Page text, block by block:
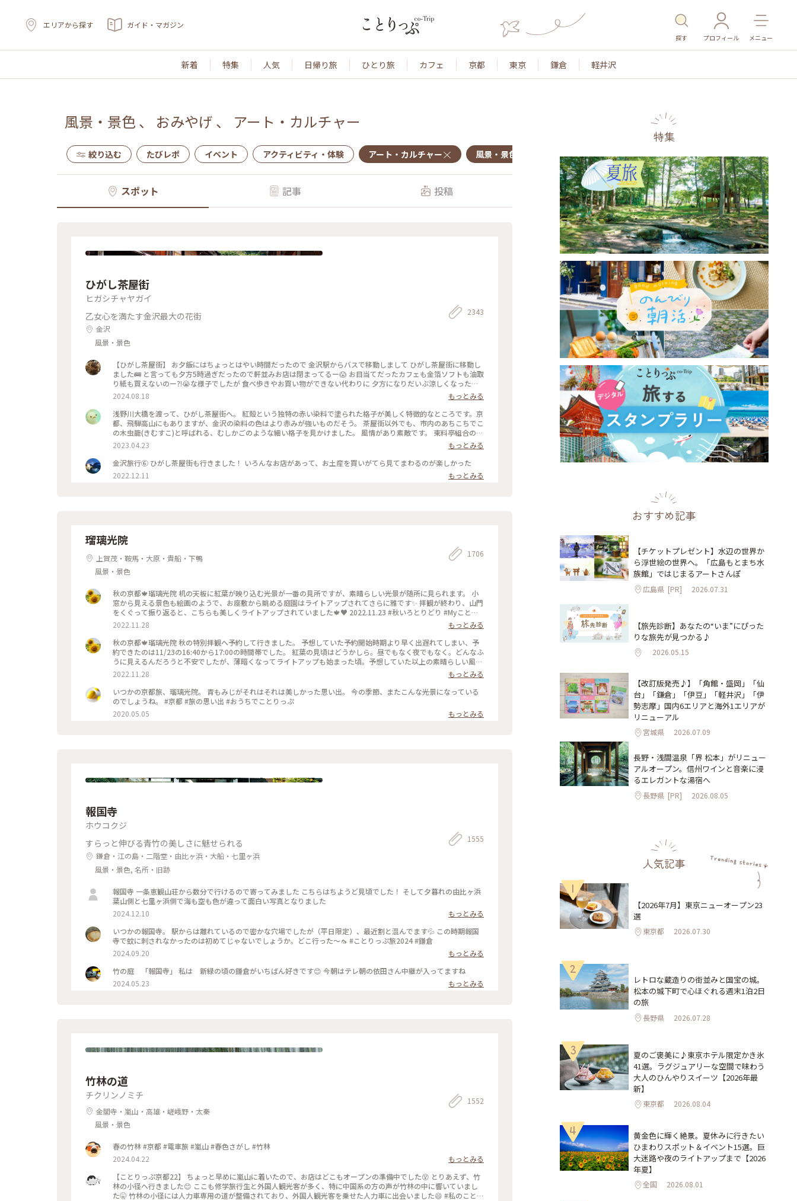
エリアから探す ガイド・マガジン
探す プロフィール メニュー
新着 特集 人気 日帰り旅 ひとり旅 カフェ 京都 東京 鎌倉 軽井沢
風景・景色 、 おみやげ 、 アート・カルチャー
絞り込む たびレポ イベント アクティビティ・体験 アート・カルチャー 風景・景色 名所・旧跡 温泉・スパ その他施設 ごはん
スポット 記事 投稿
ひがし茶屋街
ヒガシチャヤガイ
乙女心を満たす金沢最大の花街
金沢
風景・景色
2343
【ひがし茶屋街】 お夕飯にはちょっとはやい時間だったので 金沢駅からバスで移動しまして ひがし茶屋街に移動し
ました🚌 と言っても夕方5時過ぎだったので軒並みお店は閉まってるー😱 お目当てだったカフェも金箔ソフトも油取
り紙も買えないのー⁈😭な様子でしたが 食べ歩きやお買い物ができない代わりに 夕方になりだいぶ涼しくなった古
い街並みを 観光客少なめで堪能できたのでそれはそれでヨシです👍 賑やかなひがし茶屋街はまた今度のお楽しみに
取っておくとして 昔の風情を堪能しつつ夕涼みのお散歩になりました🚶🚶‍♀️ （2024.8.11） #古い街並み #ひがし茶屋
街 #ひゃくまんさん #夕涼み #お散歩 #北陸応援旅 #ドライブ旅 #金沢 #ことりっぷ金沢 #クラシカルな街 #ことりっ
ぷ旅2024
2024.08.18
もっとみる
浅野川大橋を渡って、ひがし茶屋街へ。 紅殻という独特の赤い染料で塗られた格子が美しく特徴的なところです。京
都、飛騨高山にもありますが、金沢の染料の色はより赤みが強いものだそう。 茶屋街以外でも、市内のあちこちでこ
の木虫籠(きむすこ)と呼ばれる、むしかごのような細い格子を見かけました。 風情があり素敵です。 東料亭組合の前
を通ると、芸妓さんの三味線のお稽古の音が聞こえてきました。 石畳の上をのんびり歩いて、古都の散策を楽しみま
2023.04.23
もっとみる
金沢旅行⑥ ひがし茶屋街も行きました！ いろんなお店があって、お土産を買いがてら見てまわるのが楽しかった
2022.12.11
もっとみる
瑠璃光院
上賀茂・鞍馬・大原・貴船・下鴨
風景・景色
1706
秋の京都🍁瑠璃光院 机の天板に紅葉が映り込む光景が一番の見所ですが、素晴らしい光景が随所に見られます。 小
窓から見える景色も絵画のようで、お座敷から眺める庭園はライトアップされてさらに雅です✨ 拝観が終わり、山門
をくぐって振り返ると、こちらも美しくライトアップされていました🍁♥️ 2022.11.23 #秋いろとりどり #Myことり
っぷ #瑠璃光院 #紅葉狩り #紅葉 #京都
2022.11.28
もっとみる
秋の京都🍁瑠璃光院 秋の特別拝観へ予約して行きました。 予想していた予約開始時期より早く出遅れてしまい、予
約できたのは11/23の16:40から17:00の時間帯でした。 紅葉の見頃はどうかしら。昼でもなく夜でもなく。どんなふ
うに見えるんだろうと不安でしたが、薄暗くなってライトアップも始まった頃。予想していた以上の素晴らしい風景
がひろがっていました✨ 新緑の頃とはまた違って雅な世界✨ 皆さんお行儀よく、机で満足のいく写真を撮ったら後ろ
に並んでいる人に代わります。 敷居を額縁に見立てて遠目から写真を撮ろうとしたら避けてくださったり。 最初、
夫は「春にも行ったのに」とブツブツ文句を言っていましたが、最終的には大満足でした✌️ 2022.11.23 #秋いろとり
どり #Myことりっぷ #瑠璃光院 #紅葉狩り #紅葉 #京都
2022.11.28
もっとみる
いつかの京都旅、瑠璃光院。 青もみじがそれはそれは美しかった思い出。 今の季節、またこんな光景になっている
のでしょうね。 #京都 #旅の思い出 #おうちでことりっぷ
2020.05.05
もっとみる
報国寺
ホウコクジ
すらっと伸びる青竹の美しさに魅せられる
鎌倉・江の島・二階堂・由比ヶ浜・大船・七里ヶ浜
風景・景色, 名所・旧跡
1555
報国寺 一条恵観山荘から数分で行けるので寄ってみました こちらはちようど見頃でした！ そして夕暮れの由比ヶ浜
葉山側と七里ヶ浜側で海も空も色が違って面白い写真となりました
2024.12.10
もっとみる
いつかの報国寺。 駅からは離れているので密かな穴場でしたが（平日限定）、最近割と混んでます💦 この時期報国
寺で蚊に刺されなかったのは初めてじゃないでしょうか。どこ行った〜🦟 #ことりっぷ旅2024 #鎌倉
2024.09.20
もっとみる
竹の庭 「報国寺」 私は 新緑の頃の鎌倉がいちばん好きです😊 今朝はテレ朝の依田さん中継が入ってますね
2024.05.23
もっとみる
竹林の道
チクリンノミチ
金閣寺・嵐山・高雄・嵯峨野・太秦
風景・景色
1552
春の竹林 #京都 #電車旅 #嵐山 #春色さがし #竹林
2024.04.22
もっとみる
【ことりっぷ京都22】 ちょっと早めに嵐山に着いたので、お店はどこもオープンの準備中でした😵 とりあえず、竹
林の小径へ行きました😊 ここも修学旅行生と外国人観光客が多く、特に中国系の方の声が竹林の中に響いていまし
た🤫 竹林の小径には人力車専用の道が整備されており、外国人観光客を乗せた人力車に出会いました😄 #私のことり
特集
おすすめ記事
【チケットプレゼント】水辺の世界か
ら浮世絵の世界へ。「広島もとまち水
族館」ではじまるアートさんぽ
広島県 [PR] 2026.07.31
【旅先診断】あなたの“いま”にぴった
りな旅先が見つかる♪
2026.05.15
【改訂版発売♪】「角館・盛岡」「仙
台」「鎌倉」「伊豆」「軽井沢」「伊
勢志摩」国内6エリアと海外1エリアが
リニューアル
宮城県 2026.07.09
長野・浅間温泉「界 松本」がリニュー
アルオープン。信州ワインと音楽に浸
るエレガントな湯宿へ
長野県 [PR] 2026.08.05
人気記事
1
【2026年7月】東京ニューオープン23
選
東京都 2026.07.30
2
レトロな蔵造りの街並みと国宝の城。
松本の城下町で心ほぐれる週末1泊2日
の旅
長野県 2026.07.28
3
夏のご褒美に♪東京ホテル限定かき氷
41選。ラグジュアリーな空間で味わう
大人のひんやりスイーツ【2026年最
新】
東京都 2026.08.04
4
黄金色に輝く絶景。夏休みに行きたい
ひまわりスポット＆イベント15選。巨
大迷路や夜のライトアップまで【2026
年夏】
全国 2026.08.01